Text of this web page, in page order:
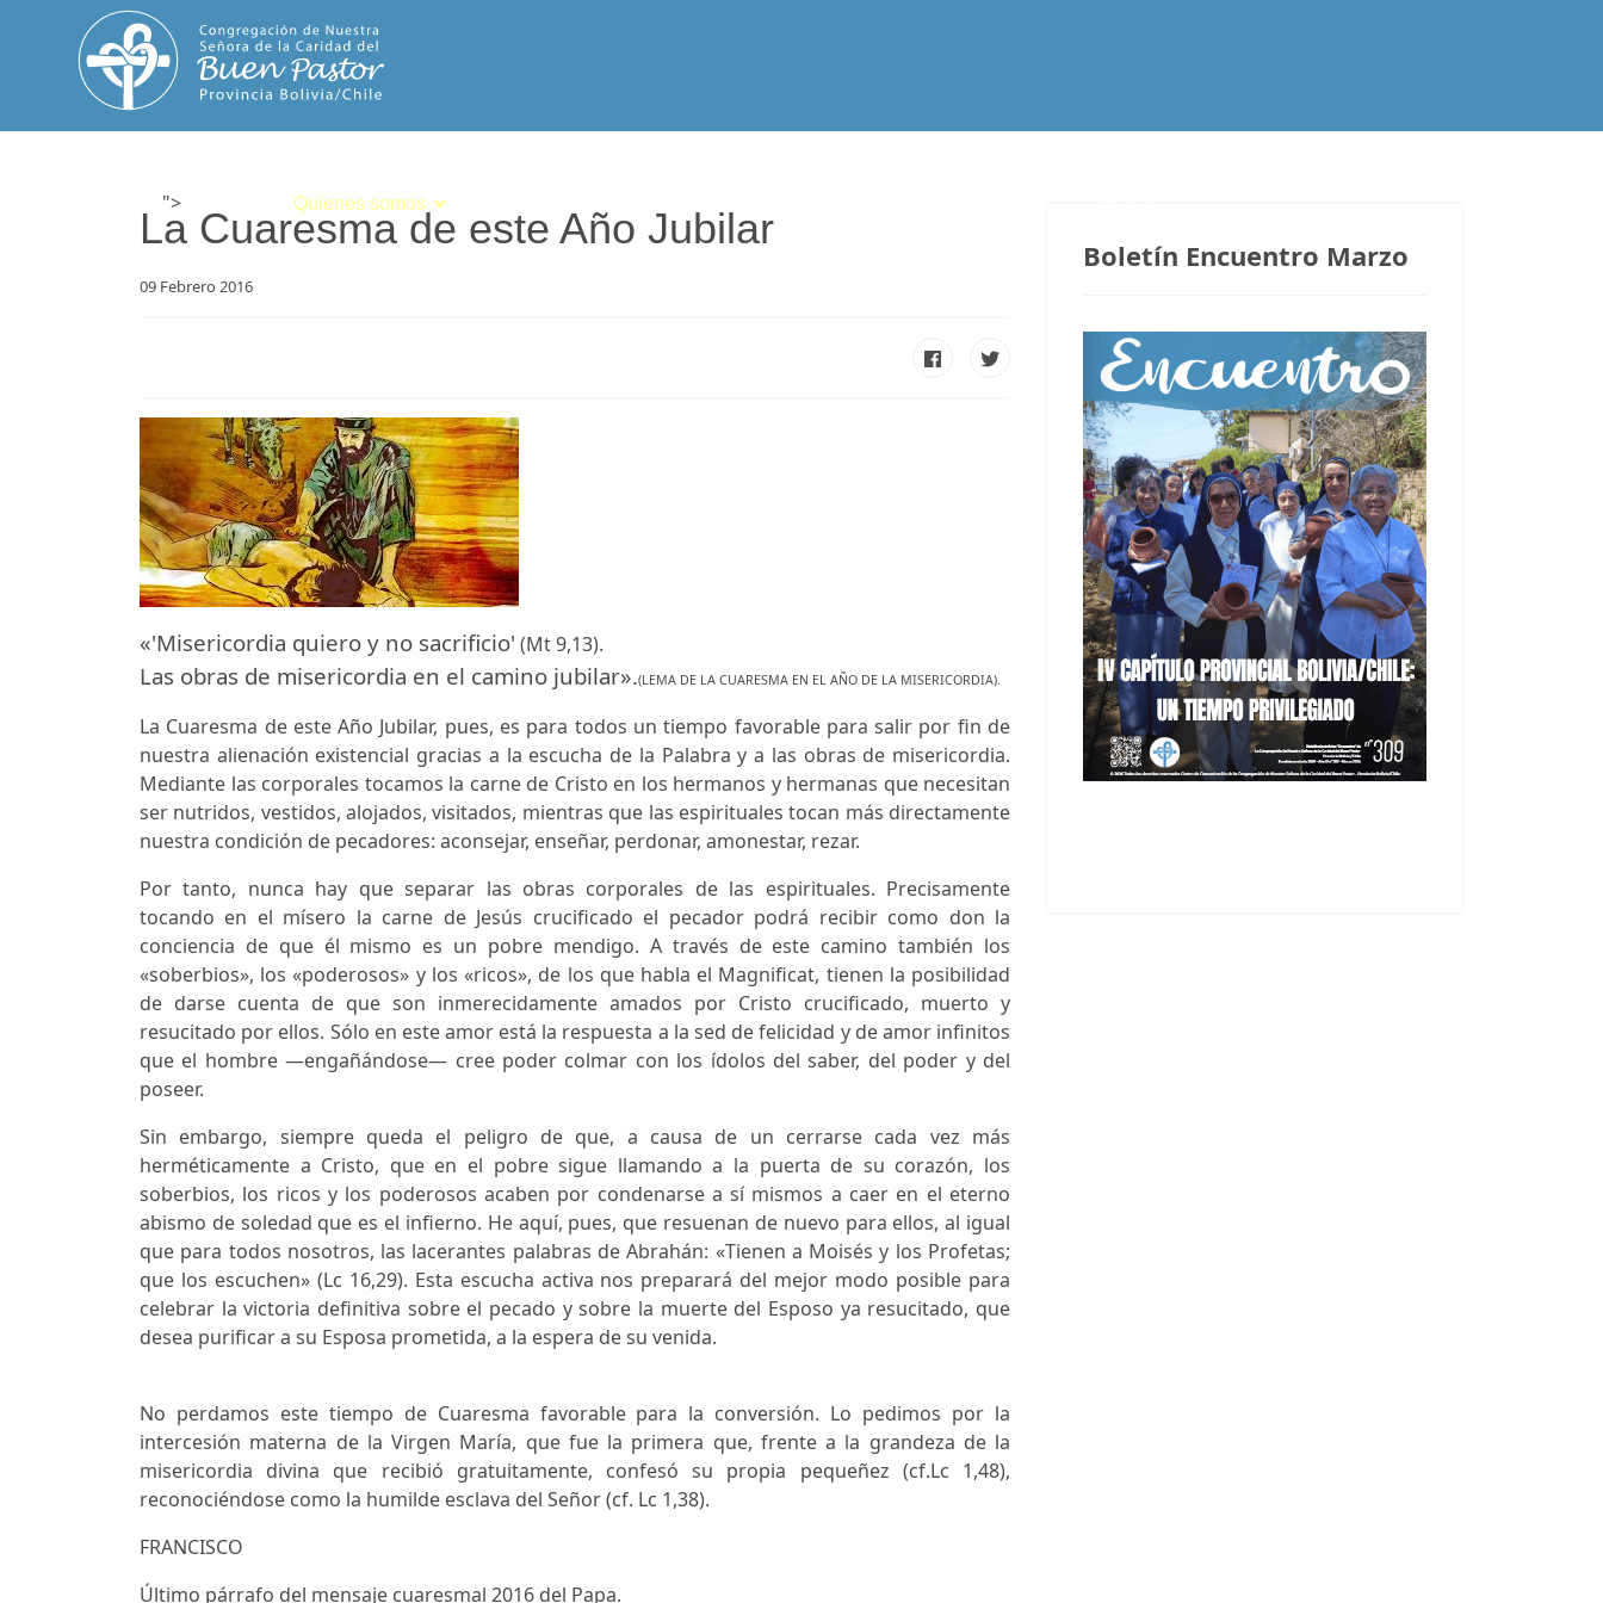
"> Quienes somos
La Cuaresma de este Año Jubilar
09 Febrero 2016
«'Misericordia quiero y no sacrificio' (Mt 9,13).
Las obras de misericordia en el camino jubilar».(LEMA DE LA CUARESMA EN EL AÑO DE LA MISERICORDIA).
La Cuaresma de este Año Jubilar, pues, es para todos un tiempo favorable para salir por fin de
nuestra alienación existencial gracias a la escucha de la Palabra y a las obras de misericordia.
Mediante las corporales tocamos la carne de Cristo en los hermanos y hermanas que necesitan
ser nutridos, vestidos, alojados, visitados, mientras que las espirituales tocan más directamente
nuestra condición de pecadores: aconsejar, enseñar, perdonar, amonestar, rezar.
Por tanto, nunca hay que separar las obras corporales de las espirituales. Precisamente
tocando en el mísero la carne de Jesús crucificado el pecador podrá recibir como don la
conciencia de que él mismo es un pobre mendigo. A través de este camino también los
«soberbios», los «poderosos» y los «ricos», de los que habla el Magnificat, tienen la posibilidad
de darse cuenta de que son inmerecidamente amados por Cristo crucificado, muerto y
resucitado por ellos. Sólo en este amor está la respuesta a la sed de felicidad y de amor infinitos
que el hombre —engañándose— cree poder colmar con los ídolos del saber, del poder y del
poseer.
Sin embargo, siempre queda el peligro de que, a causa de un cerrarse cada vez más
herméticamente a Cristo, que en el pobre sigue llamando a la puerta de su corazón, los
soberbios, los ricos y los poderosos acaben por condenarse a sí mismos a caer en el eterno
abismo de soledad que es el infierno. He aquí, pues, que resuenan de nuevo para ellos, al igual
que para todos nosotros, las lacerantes palabras de Abrahán: «Tienen a Moisés y los Profetas;
que los escuchen» (Lc 16,29). Esta escucha activa nos preparará del mejor modo posible para
celebrar la victoria definitiva sobre el pecado y sobre la muerte del Esposo ya resucitado, que
desea purificar a su Esposa prometida, a la espera de su venida.
No perdamos este tiempo de Cuaresma favorable para la conversión. Lo pedimos por la
intercesión materna de la Virgen María, que fue la primera que, frente a la grandeza de la
misericordia divina que recibió gratuitamente, confesó su propia pequeñez (cf.Lc 1,48),
reconociéndose como la humilde esclava del Señor (cf. Lc 1,38).
FRANCISCO
Último párrafo del mensaje cuaresmal 2016 del Papa.
Boletín Encuentro Marzo